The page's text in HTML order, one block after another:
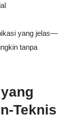
yang jelas—
tanpa
Teknis